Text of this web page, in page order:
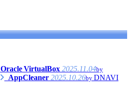
Oracle VirtualBox 2025.11.04by
AppCleaner 2025.10.26by DNAVI